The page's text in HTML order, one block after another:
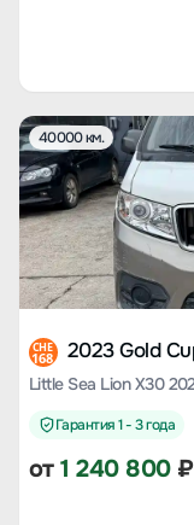
40000 км.
CHE
168 2023 Gold
Little Sea Lion X30
Гарантия 1 - 3 года
от1 240 800₽